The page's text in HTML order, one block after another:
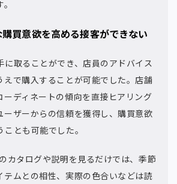
買意欲を高める接客ができない
に取ることができ、店員のアドバイス
えで購入することが可能でした。店舗
ーディネートの傾向を直接ヒアリング
ーザーからの信頼を獲得し、購買意欲
とも可能でした。
カタログや説明を見るだけでは、季節
テムとの相性、実際の色合いなどは読